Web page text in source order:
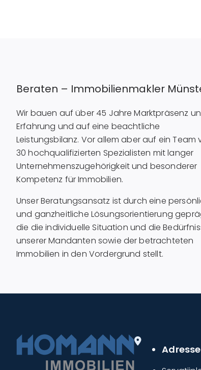
Beraten – Immobilienmakler
Wir bauen auf über 45 Jahre Marktpräsenz
Erfahrung und auf eine beachtliche
Leistungsbilanz. Vor allem aber auf ein Team
30 hochqualifizierten Spezialisten mit langer
Unternehmenszugehörigkeit und besonderer
Kompetenz für Immobilien.
Unser Beratungsansatz ist durch eine
und ganzheitliche Lösungsorientierung
die die individuelle Situation und die
unserer Mandanten sowie der betrachteten
Immobilien in den Vordergrund stellt.
Adresse